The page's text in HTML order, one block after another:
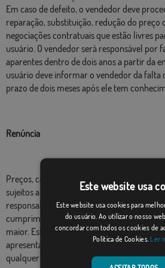
Em caso de defeito, o vendedor deve
reparação, substituição, redução do preço
negociações contratuais que estão livres
usuário. O vendedor será responsável por
aparentes dentro de dois anos a partir da
usuário deve informar o vendedor da
prazo de dois meses após ele tem
Renúncia
Preços, características e disponibilidade
sujeitos a alteração sem aviso prévio. As
responsabilidade por qualquer falha por
cumprimento da obrigação será adiada até
maior. Estes Termos são regidos pela lei
apresentar, a seu critério, para resolver
qualquer outra jurisdição, os tribunais do
Este website usa
Este website usa cookies para
do usuário. Ao utilizar o nosso
concordar com todos os cookies de
Política de Cookies. Ler